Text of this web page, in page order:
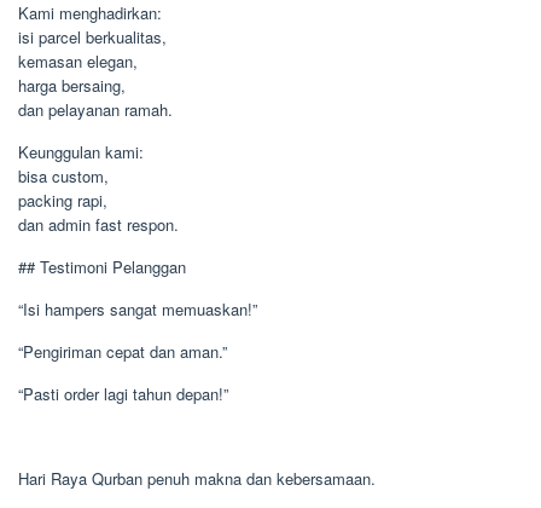
Kami menghadirkan:
isi parcel berkualitas,
kemasan elegan,
harga bersaing,
dan pelayanan ramah.
Keunggulan kami:
bisa custom,
packing rapi,
dan admin fast respon.
## Testimoni Pelanggan
“Isi hampers sangat memuaskan!”
“Pengiriman cepat dan aman.”
“Pasti order lagi tahun depan!”
Hari Raya Qurban penuh makna dan kebersamaan.